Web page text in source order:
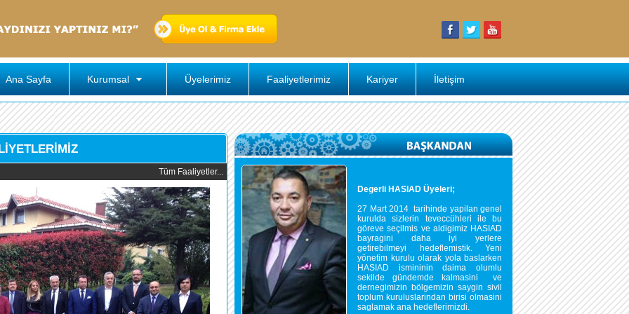
Ana Sayfa Kurumsal Üyelerimiz Faaliyetlerimiz Kariyer İletişim
Tüm Faaliyetler...
Degerli HASIAD Üyeleri;
27 Mart 2014 tarihinde yapilan genel
kurulda sizlerin teveccühleri ile bu
göreve seçilmis ve aldigimiz HASIAD
bayragini daha iyi yerlere
getirebilmeyi hedeflemistik. Yeni
yönetim kurulu olarak yola baslarken
HASIAD ismininin daima olumlu
sekilde gündemde kalmasini ve
dernegimizin bölgemizin saygin sivil
toplum kuruluslarindan birisi olmasini
saglamak ana hedeflerimizdi.
Maske Dağıtımı Hakkında Bilgilendirme